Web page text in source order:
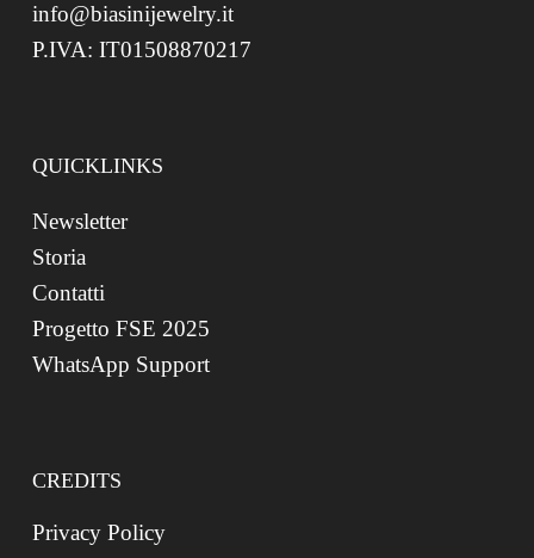
info@biasinijewelry.it
P.IVA: IT01508870217
QUICKLINKS
Newsletter
Storia
Contatti
Progetto FSE 2025
WhatsApp Support
CREDITS
Privacy Policy